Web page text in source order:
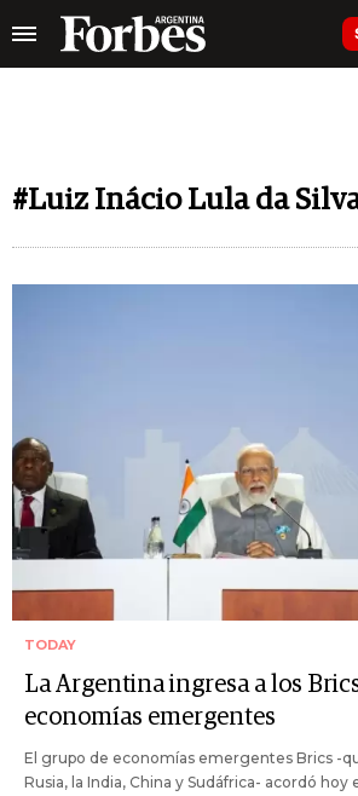
#Luiz Inácio Lula da
TODAY
La Argentina ingresa a los
economías emergentes
El grupo de economías emergentes Brics -
Rusia, la India, China y Sudáfrica- acordó hoy